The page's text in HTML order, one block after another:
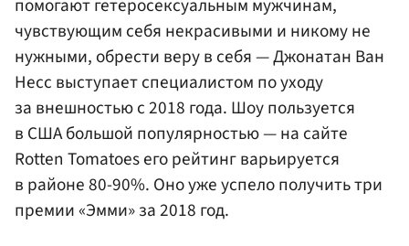
помогают гетеросексуальным мужчинам,
чувствующим себя некрасивыми и никому не
нужными, обрести веру в себя — Джонатан Ван
Несс выступает специалистом по уходу
за внешностью с 2018 года. Шоу пользуется
в США большой популярностью — на сайте
Rotten Tomatoes его рейтинг варьируется
в районе 80-90%. Оно уже успело получить три
премии «Эмми» за 2018 год.